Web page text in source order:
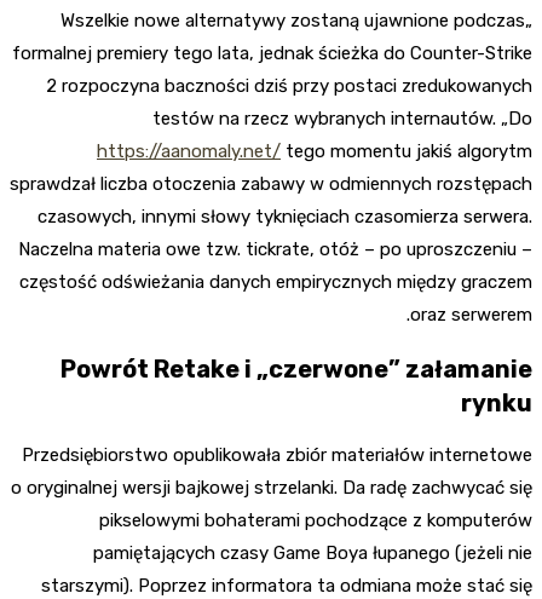
„Wszelkie nowe alternatywy zostaną ujawnione podczas
formalnej premiery tego lata, jednak ścieżka do Counter-Strike
2 rozpoczyna baczności dziś przy postaci zredukowanych
testów na rzecz wybranych internautów. „Do
https://aanomaly.net/ tego momentu jakiś algorytm
sprawdzał liczba otoczenia zabawy w odmiennych rozstępach
czasowych, innymi słowy tyknięciach czasomierza serwera.
Naczelna materia owe tzw. tickrate, otóż – po uproszczeniu –
częstość odświeżania danych empirycznych między graczem
oraz serwerem.
Powrót Retake i „czerwone” załamanie
rynku
Przedsiębiorstwo opublikowała zbiór materiałów internetowe
o oryginalnej wersji bajkowej strzelanki. Da radę zachwycać się
pikselowymi bohaterami pochodzące z komputerów
pamiętających czasy Game Boya łupanego (jeżeli nie
starszymi). Poprzez informatora ta odmiana może stać się